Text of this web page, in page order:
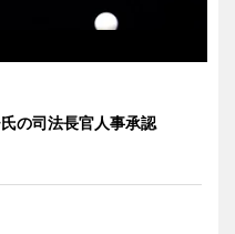
の司法長官人事承認